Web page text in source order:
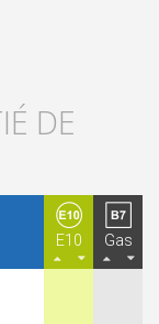
DE
E10 Gas